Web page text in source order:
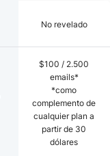
No revelado
$100 / 2.500
emails*
*como
complemento de
cualquier plan a
partir de 30
dólares